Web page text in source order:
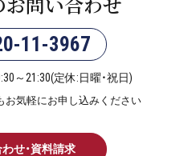
11-3967
～21:30(定休:日曜・祝日)
お気軽にお申し込みください
せ・資料請求